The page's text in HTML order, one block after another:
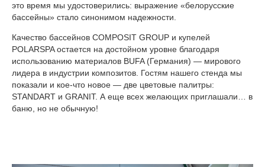
это время мы удостоверились: выражение «белорусские
бассейны» стало синонимом надежности.
Качество бассейнов COMPOSIT GROUP и купелей
POLARSPA остается на достойном уровне благодаря
использованию материалов BUFA (Германия) — мирового
лидера в индустрии композитов. Гостям нашего стенда мы
показали и кое-что новое — две цветовые палитры:
STANDART и GRANIT. А еще всех желающих приглашали… в
баню, но не обычную!